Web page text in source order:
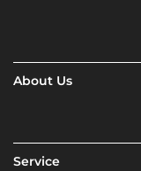
About Us
Service